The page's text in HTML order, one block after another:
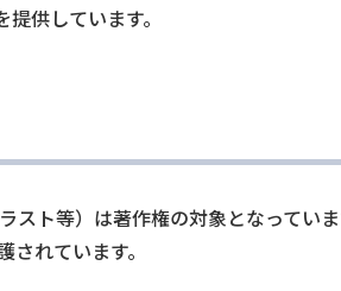
供しています。
ト等）は著作権の対象となってい
れています。